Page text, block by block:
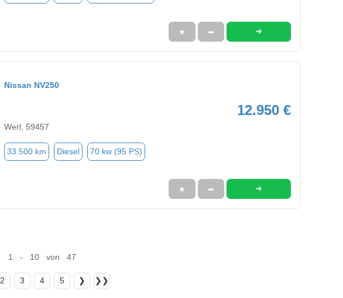
★ ➦ ➜
Nissan NV250
12.950 €
Werl, 59457
33.500 km Diesel 70 kw (95 PS)
★ ➦ ➜
1 - 10 von 47
2 3 4 5 ❯ ❯❯